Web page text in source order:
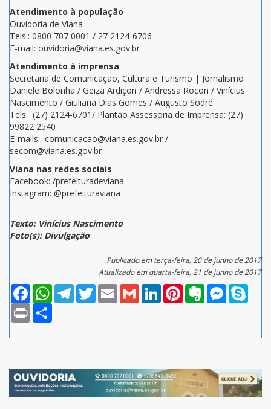
Atendimento à população
Ouvidoria de Viana
Tels.: 0800 707 0001 / 27 2124-6706
E-mail: ouvidoria@viana.es.gov.br
Atendimento à imprensa
Secretaria de Comunicação, Cultura e Turismo | Jornalismo
Daniele Bolonha / Geiza Ardiçon / Andressa Rocon / Vinícius
Nascimento / Giuliana Dias Gomes / Augusto Sodré
Tels: (27) 2124-6701/ Plantão Assessoria de Imprensa: (27)
99822 2540
E-mails: comunicacao@viana.es.gov.br /
secom@viana.es.gov.br
Viana nas redes sociais
Facebook: /prefeituradeviana
Instagram: @prefeituraviana
Texto: Vinícius Nascimento
Foto(s): Divulgação
Publicado em terça-feira, 20 de junho de 2017
Atualizado em quarta-feira, 21 de junho de 2017
FacebookWhatsAppTelegramTwitterEmail Gmail LinkedInPinterestEvernoteMessenger
Print